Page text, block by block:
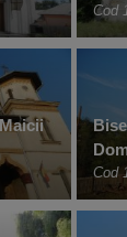
Cod
Cod